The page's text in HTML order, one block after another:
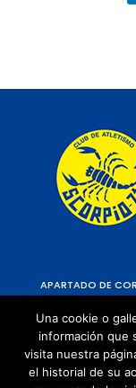
APARTADO DE
Una cookie o
información que
visita nuestra
el historial de su